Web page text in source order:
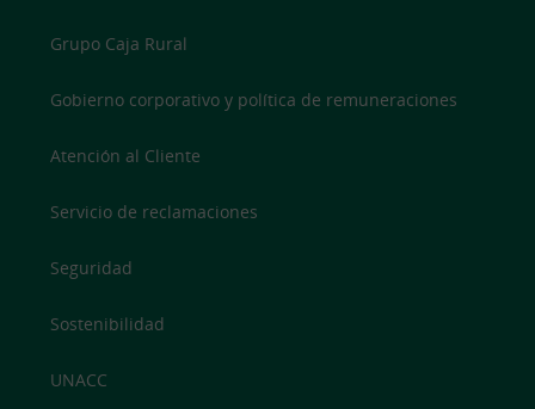
Grupo Caja Rural
Gobierno corporativo y política de remuneraciones
Atención al Cliente
Servicio de reclamaciones
Seguridad
Sostenibilidad
UNACC